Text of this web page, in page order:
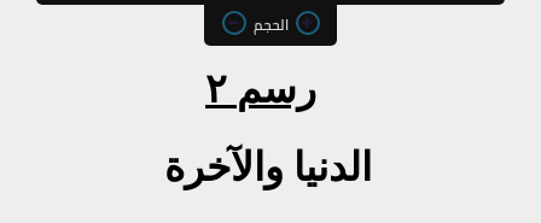
الحجم
رسم ۲
الدنيا والآخرة